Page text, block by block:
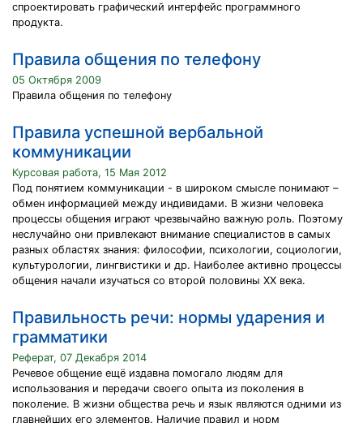
спроектировать графический интерфейс программного
продукта.
Правила общения по телефону
05 Октября 2009
Правила общения по телефону
Правила успешной вербальной
коммуникации
Курсовая работа, 15 Мая 2012
Под понятием коммуникации - в широком смысле понимают –
обмен информацией между индивидами. В жизни человека
процессы общения играют чрезвычайно важную роль. Поэтому
неслучайно они привлекают внимание специалистов в самых
разных областях знания: философии, психологии, социологии,
культурологии, лингвистики и др. Наиболее активно процессы
общения начали изучаться со второй половины XX века.
Правильность речи: нормы ударения и
грамматики
Реферат, 07 Декабря 2014
Речевое общение ещё издавна помогало людям для
использования и передачи своего опыта из поколения в
поколение. В жизни общества речь и язык являются одними из
главнейших его элементов. Наличие правил и норм